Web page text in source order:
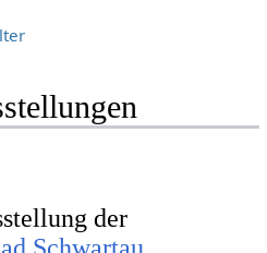
der
Schwartau